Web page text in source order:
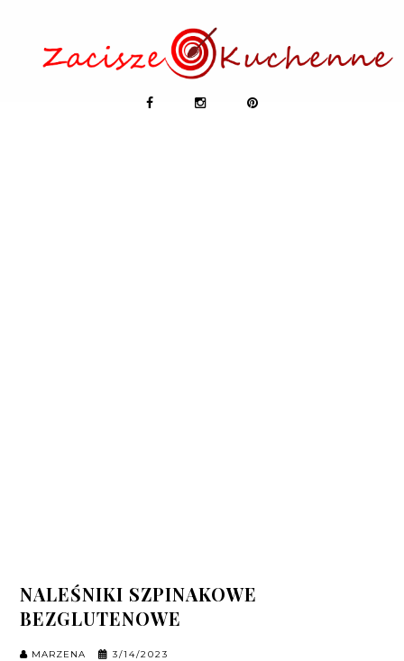
NALEŚNIKI SZPINAKOWE
BEZGLUTENOWE
MARZENA 3/14/2023